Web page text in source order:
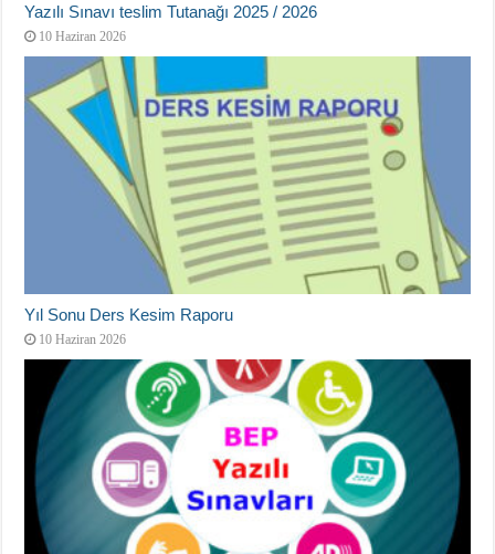
Yazılı Sınavı teslim Tutanağı 2025 / 2026
10 Haziran 2026
Yıl Sonu Ders Kesim Raporu
10 Haziran 2026